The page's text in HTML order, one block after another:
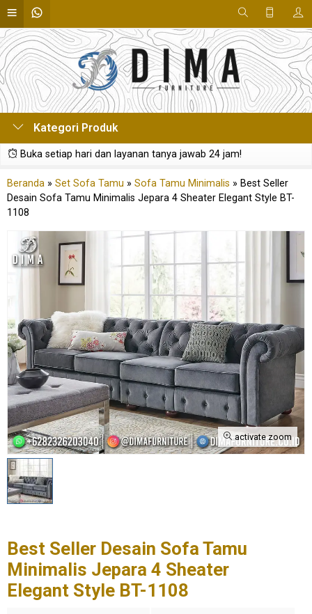
Kategori Produk
Buka setiap hari dan layanan tanya jawab 24 jam!
Beranda » Set Sofa Tamu » Sofa Tamu Minimalis » Best Seller
Desain Sofa Tamu Minimalis Jepara 4 Sheater Elegant Style BT-
1108
activate zoom
Best Seller Desain Sofa Tamu
Minimalis Jepara 4 Sheater
Elegant Style BT-1108